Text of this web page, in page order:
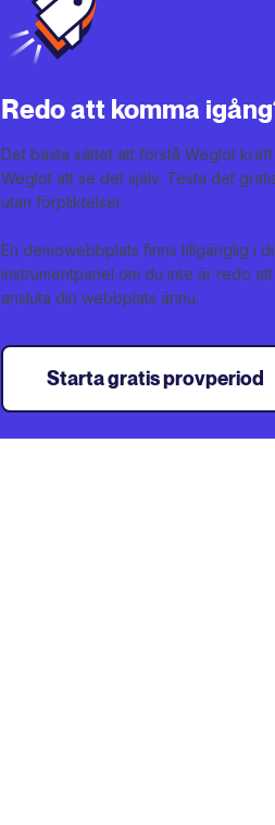
Redo att komma
Det bästa sättet att förstå Weglot kraft
Weglot att se det själv. Testa det
utan förpliktelser.
En demowebbplats finns tillgänglig i
instrumentpanel om du inte är redo att
ansluta din webbplats ännu.
Starta gratis provperiod